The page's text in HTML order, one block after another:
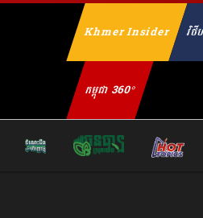
Khmer Insider វិថី
កម្ពុជា 360°